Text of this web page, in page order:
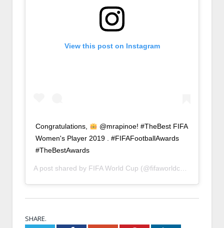
View this post on Instagram
Congratulations,
@mrapinoe! #TheBest FIFA
Women's Player 2019 . #FIFAFootballAwards
#TheBestAwards
A post shared by FIFA World Cup (@fifaworldcup) on
SHARE.